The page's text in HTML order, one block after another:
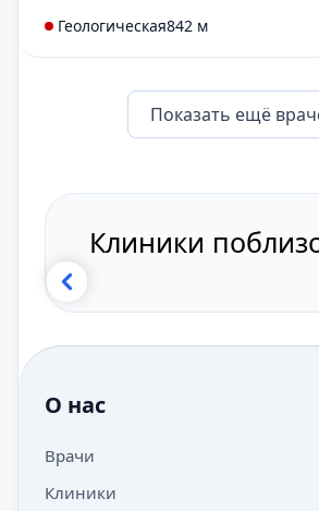
Геологическая842 м
Показать eщё
Клиники
О нас
Врачи
Клиники